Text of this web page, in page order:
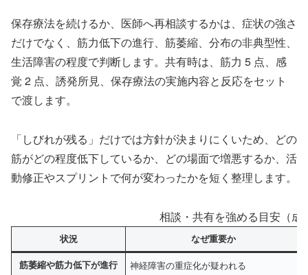
保存療法を続けるか、医師へ再相談するかは、症状の強さ
だけでなく、筋力低下の進行、筋萎縮、分布の非典型性、
生活障害の程度で判断します。共有時は、筋力 5 点、感
覚 2 点、誘発所見、保存療法の実施内容と反応をセット
で渡します。
「しびれが残る」だけでは方針が決まりにくいため、どの
筋がどの程度低下しているか、どの場面で増悪するか、活
動修正やスプリントで何が変わったかを短く整理します。
相談・共有を強める目安（成
状況 なぜ重要か
筋萎縮や筋力低下が進行 神経障害の重症化が疑われる